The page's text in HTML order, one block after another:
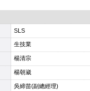
SLS
生技業
楊清宗
楊朝崴
吳締苗(副總經理)